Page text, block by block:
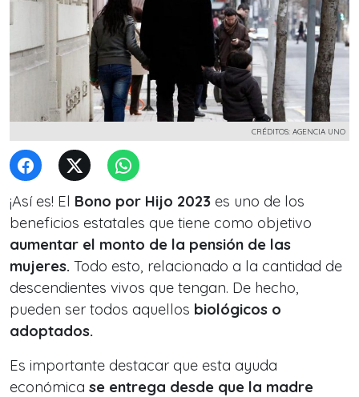
CRÉDITOS: AGENCIA UNO
¡Así es! El Bono por Hijo 2023 es uno de los
beneficios estatales que tiene como objetivo
aumentar el monto de la pensión de las
mujeres. Todo esto, relacionado a la cantidad de
descendientes vivos que tengan. De hecho,
pueden ser todos aquellos biológicos o
adoptados.
Es importante destacar que esta ayuda
económica se entrega desde que la madre